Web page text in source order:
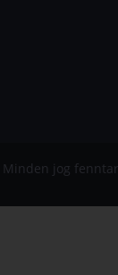
Minden jog